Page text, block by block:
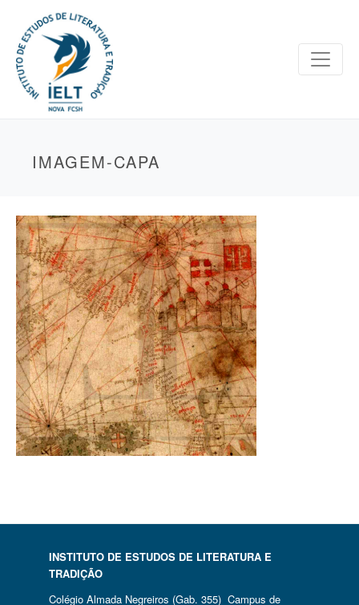
IMAGEM-CAPA
INSTITUTO DE ESTUDOS DE LITERATURA E
TRADIÇÃO
Colégio Almada Negreiros (Gab. 355) Campus de